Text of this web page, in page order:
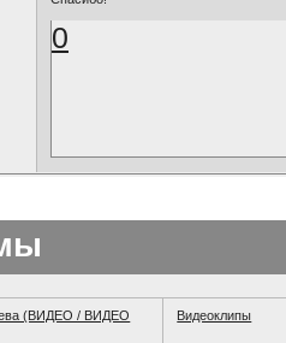
0
(ВИДЕО / ВИДЕО
Видеоклипы